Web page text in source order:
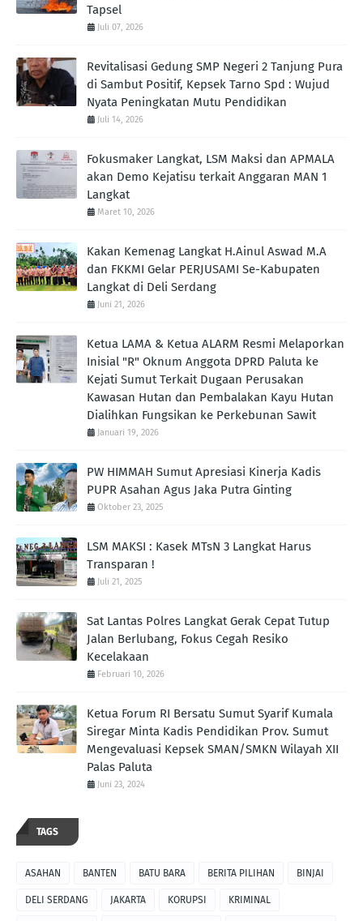
Tapsel
Juli 07, 2026
Revitalisasi Gedung SMP Negeri 2 Tanjung Pura
di Sambut Positif, Kepsek Tarno Spd : Wujud
Nyata Peningkatan Mutu Pendidikan
Juli 14, 2026
Fokusmaker Langkat, LSM Maksi dan APMALA
akan Demo Kejatisu terkait Anggaran MAN 1
Langkat
Maret 10, 2026
Kakan Kemenag Langkat H.Ainul Aswad M.A
dan FKKMI Gelar PERJUSAMI Se-Kabupaten
Langkat di Deli Serdang
Juni 21, 2026
Ketua LAMA & Ketua ALARM Resmi Melaporkan
Inisial "R" Oknum Anggota DPRD Paluta ke
Kejati Sumut Terkait Dugaan Perusakan
Kawasan Hutan dan Pembalakan Kayu Hutan
Dialihkan Fungsikan ke Perkebunan Sawit
Januari 19, 2026
PW HIMMAH Sumut Apresiasi Kinerja Kadis
PUPR Asahan Agus Jaka Putra Ginting ‎
Oktober 23, 2025
LSM MAKSI : Kasek MTsN 3 Langkat Harus
Transparan !
Juli 21, 2025
Sat Lantas Polres Langkat Gerak Cepat Tutup
Jalan Berlubang, Fokus Cegah Resiko
Kecelakaan
Februari 10, 2026
Ketua Forum RI Bersatu Sumut Syarif Kumala
Siregar Minta Kadis Pendidikan Prov. Sumut
Mengevaluasi Kepsek SMAN/SMKN Wilayah XII
Palas Paluta
Juni 23, 2024
TAGS
ASAHAN BANTEN BATU BARA BERITA PILIHAN BINJAI
DELI SERDANG JAKARTA KORUPSI KRIMINAL